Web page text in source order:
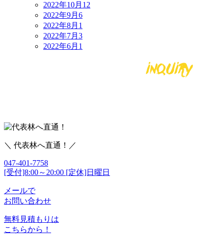
2022年10月 12
2022年9月 6
2022年8月 1
2022年7月 3
2022年6月 1
＼ 代表林へ直通！／
047-401-7758
[受付]8:00～20:00 [定休]日曜日
メールで
お問い合わせ
無料見積もりは
こちらから！